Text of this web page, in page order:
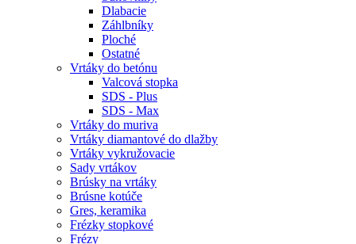
Dlabacie
Záhlbníky
Ploché
Ostatné
Vrtáky do betónu
Valcová stopka
SDS - Plus
SDS - Max
Vrtáky do muriva
Vrtáky diamantové do dlažby
Vrtáky vykružovacie
Sady vrtákov
Brúsky na vrtáky
Brúsne kotúče
Gres, keramika
Frézky stopkové
Frézy